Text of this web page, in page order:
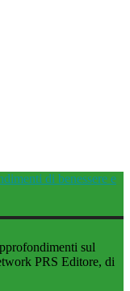
sul
PRS Editore, di